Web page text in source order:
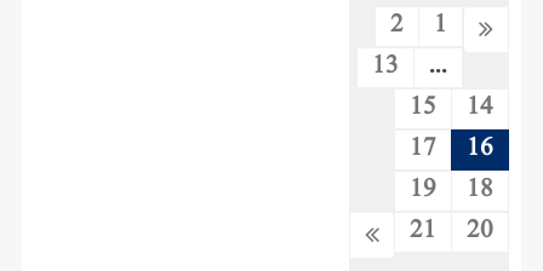
1
2
...
13
14
15
16
17
18
19
20
21